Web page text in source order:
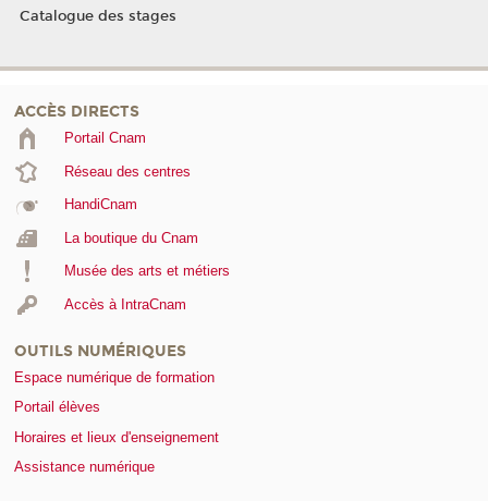
Catalogue des stages
ACCÈS DIRECTS
Portail Cnam
Réseau des centres
HandiCnam
La boutique du Cnam
Musée des arts et métiers
Accès à IntraCnam
OUTILS NUMÉRIQUES
Espace numérique de formation
Portail élèves
Horaires et lieux d'enseignement
Assistance numérique